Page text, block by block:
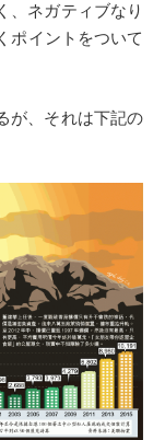
、ネガティブなり
ポイントをついて
が、それは下記の